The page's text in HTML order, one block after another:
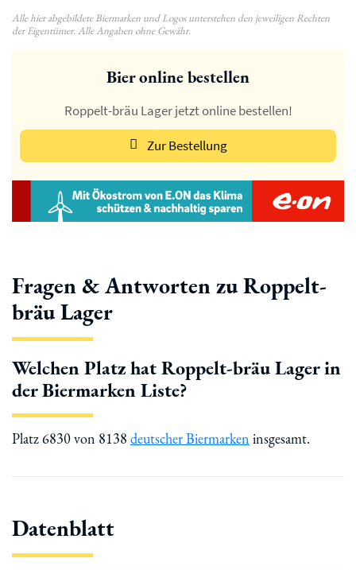
Alle hier abgebildete Biermarken und Logos unterstehen den jeweiligen Rechten
der Eigentümer. Alle Angaben ohne Gewähr.
Bier online bestellen
Roppelt-bräu Lager jetzt online bestellen!
Zur Bestellung
Fragen & Antworten zu Roppelt-
bräu Lager
Welchen Platz hat Roppelt-bräu Lager in
der Biermarken Liste?
Platz 6830 von 8138 deutscher Biermarken insgesamt.
Datenblatt